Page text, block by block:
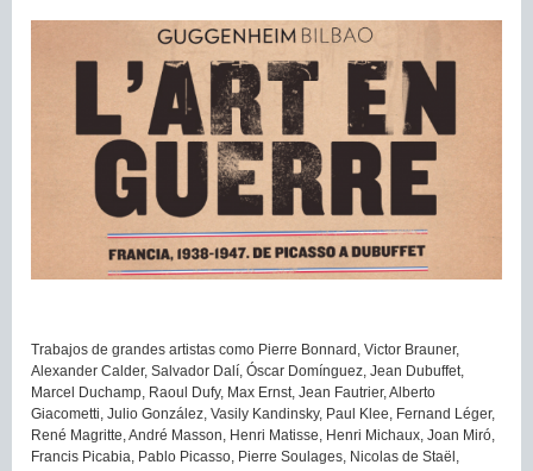
Trabajos de grandes artistas como Pierre Bonnard, Victor Brauner,
Alexander Calder, Salvador Dalí, Óscar Domínguez, Jean Dubuffet,
Marcel Duchamp, Raoul Dufy, Max Ernst, Jean Fautrier, Alberto
Giacometti, Julio González, Vasily Kandinsky, Paul Klee, Fernand Léger,
René Magritte, André Masson, Henri Matisse, Henri Michaux, Joan Miró,
Francis Picabia, Pablo Picasso, Pierre Soulages, Nicolas de Staël,